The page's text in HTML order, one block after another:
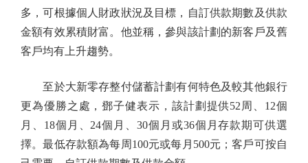
多，可根據個人財政狀況及目標，自訂供款期數及供款
金額有效累積財富。他並稱，參與該計劃的新客戶及舊
客戶均有上升趨勢。
至於大新零存整付儲蓄計劃有何特色及較其他銀行
更為優勝之處，鄧子健表示，該計劃提供52周、12個
月、18個月、24個月、30個月或36個月存款期可供選
擇。最低存款額為每周100元或每月500元；客戶可按自